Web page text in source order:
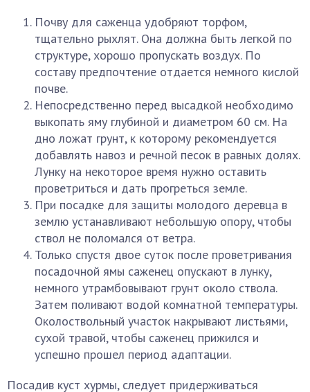
Почву для саженца удобряют торфом,
тщательно рыхлят. Она должна быть легкой по
структуре, хорошо пропускать воздух. По
составу предпочтение отдается немного кислой
почве.
Непосредственно перед высадкой необходимо
выкопать яму глубиной и диаметром 60 см. На
дно ложат грунт, к которому рекомендуется
добавлять навоз и речной песок в равных долях.
Лунку на некоторое время нужно оставить
проветриться и дать прогреться земле.
При посадке для защиты молодого деревца в
землю устанавливают небольшую опору, чтобы
ствол не поломался от ветра.
Только спустя двое суток после проветривания
посадочной ямы саженец опускают в лунку,
немного утрамбовывают грунт около ствола.
Затем поливают водой комнатной температуры.
Околоствольный участок накрывают листьями,
сухой травой, чтобы саженец прижился и
успешно прошел период адаптации.
Посадив куст хурмы, следует придерживаться